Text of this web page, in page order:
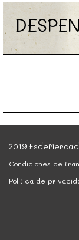
2019
Condiciones de
Política de